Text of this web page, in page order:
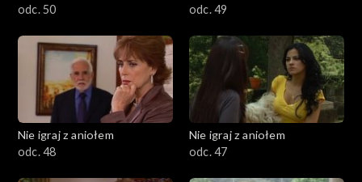
odc. 50
odc. 49
Nie igraj z aniołem
odc. 48
Nie igraj z aniołem
odc. 47